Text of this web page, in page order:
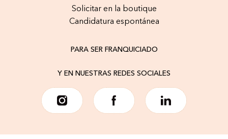
Solicitar en la boutique
Candidatura espontánea
PARA SER FRANQUICIADO
Y EN NUESTRAS REDES SOCIALES